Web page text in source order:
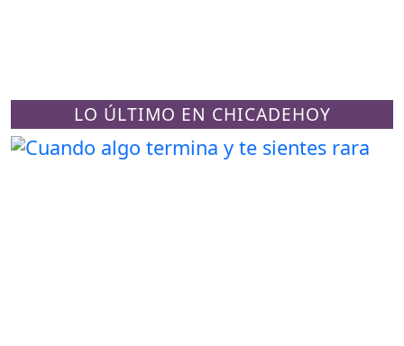
LO ÚLTIMO EN CHICADEHOY